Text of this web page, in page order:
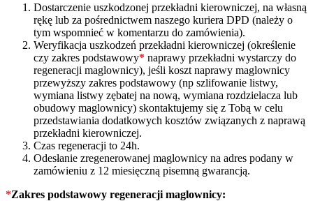
Dostarczenie uszkodzonej przekładni kierowniczej, na własną
rękę lub za pośrednictwem naszego kuriera DPD (należy o
tym wspomnieć w komentarzu do zamówienia).
Weryfikacja uszkodzeń przekładni kierowniczej (określenie
czy zakres podstawowy* naprawy przekładni wystarczy do
regeneracji maglownicy), jeśli koszt naprawy maglownicy
przewyższy zakres podstawowy (np szlifowanie listwy,
wymiana listwy zębatej na nową, wymiana rozdzielacza lub
obudowy maglownicy) skontaktujemy się z Tobą w celu
przedstawiania dodatkowych kosztów związanych z naprawą
przekładni kierowniczej.
Czas regeneracji to 24h.
Odesłanie zregenerowanej maglownicy na adres podany w
zamówieniu z 12 miesięczną pisemną gwarancją.
*Zakres podstawowy regeneracji maglownicy: